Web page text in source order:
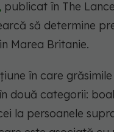
publicat în The
să determine
Marea Britanie.
în care
două categorii:
la persoanele